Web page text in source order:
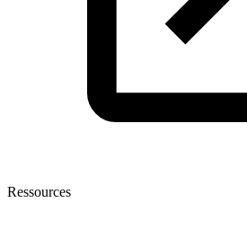
Ressources